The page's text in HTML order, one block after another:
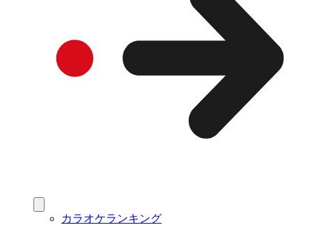
カラオケランキング